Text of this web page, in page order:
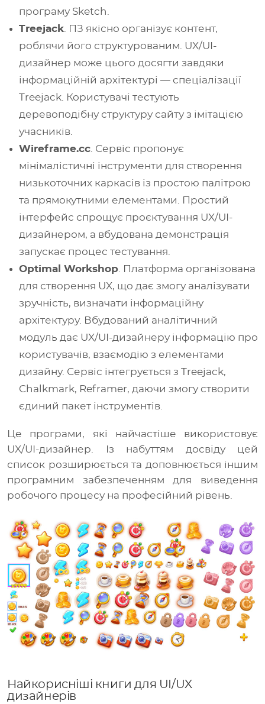
програму Sketch.
Treejack . ПЗ якісно організує контент,
роблячи його структурованим. UX/UI-
дизайнер може цього досягти завдяки
інформаційній архітектурі — спеціалізації
Treejack. Користувачі тестують
деревоподібну структуру сайту з імітацією
учасників.
Wireframe.cc . Сервіс пропонує
мінімалістичні інструменти для створення
низькоточних каркасів із простою палітрою
та прямокутними елементами. Простий
інтерфейс спрощує проєктування UX/UI-
дизайнером, а вбудована демонстрація
запускає процес тестування.
Optimal Workshop . Платформа організована
для створення UX, що дає змогу аналізувати
зручність, визначати інформаційну
архітектуру. Вбудований аналітичний
модуль дає UX/UI-дизайнеру інформацію про
користувачів, взаємодію з елементами
дизайну. Сервіс інтегрується з Treejack,
Chalkmark, Reframer, даючи змогу створити
єдиний пакет інструментів.
Це програми, які найчастіше використовує
UX/UI-дизайнер. Із набуттям досвіду цей
список розширюється та доповнюється іншим
програмним забезпеченням для виведення
робочого процесу на професійний рівень.
Найкорисніші книги для UI/UX
дизайнерів